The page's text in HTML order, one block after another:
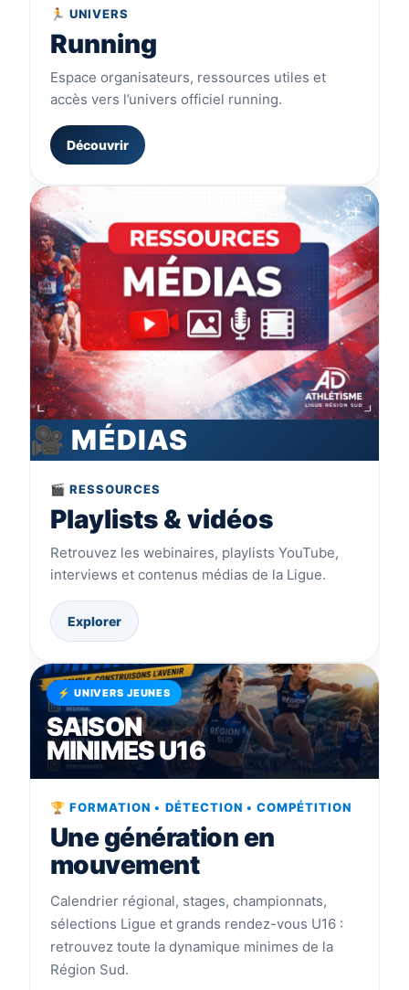
🏃 UNIVERS
Running
Espace organisateurs, ressources utiles et
accès vers l’univers officiel running.
Découvrir
🎥 MÉDIAS
🎬 RESSOURCES
Playlists & vidéos
Retrouvez les webinaires, playlists YouTube,
interviews et contenus médias de la Ligue.
Explorer
⚡ UNIVERS JEUNES
SAISON
MINIMES U16
🏆 FORMATION • DÉTECTION • COMPÉTITION
Une génération en
mouvement
Calendrier régional, stages, championnats,
sélections Ligue et grands rendez-vous U16 :
retrouvez toute la dynamique minimes de la
Région Sud.